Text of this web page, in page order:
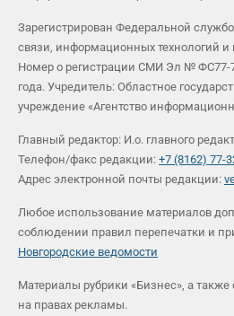
Зарегистрирован Федеральной
связи, информационных технологий
Номер о регистрации СМИ Эл № ФС77-
года. Учредитель: Областное
учреждение «Агентство
Главный редактор: И.о. главного
Телефон/факс редакции: +7 (8162) 77-
Адрес электронной почты редакции:
Любое использование материалов
соблюдении правил перепечатки и
Новгородские ведомости
Материалы рубрики «Бизнес», а
на правах рекламы.